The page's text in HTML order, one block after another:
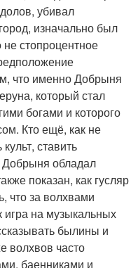
убивал
изначально был
стопроцентное
что именно Добрыня
который стал
богами и которого
Кто ещё, как не
ставить
обладал
показан, как гусляр
что за волхвами
игра на музыкальных
былины и
волхвов часто
баенниками и